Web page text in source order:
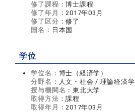
修了課程：博士課程
修了年月：2017年03月
修了区分：修了
国名： 日本国
学位
学位名： 博士（経済学）
分野名： 人文・社会 / 理論経済学
授与機関名：東北大学
取得方法：課程
取得年月：2017年03月